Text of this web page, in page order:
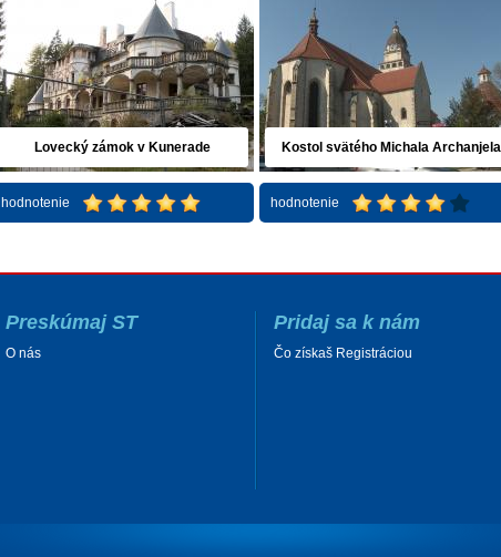
Lovecký zámok v Kunerade
hodnotenie
Kostol svätého Michala Archanjela
hodnotenie
Preskúmaj ST
O nás
Pridaj sa k nám
Čo získaš Registráciou